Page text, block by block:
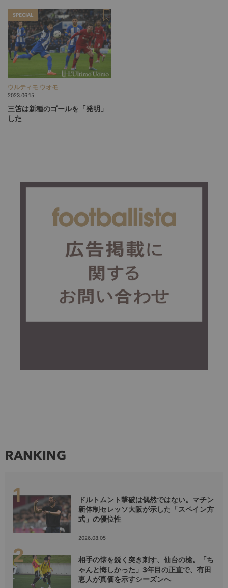
SPECIAL
ウルティモ ウオモ
2023.06.15
三笘は新種のゴールを「発明」
した
RANKING
ドルトムント撃破は偶然ではない。マチン
新体制セレッソ大阪が示した「スペイン方
式」の優位性
2026.08.05
相手の懐を鋭く突き刺す、仙台の槍。「ち
ゃんと悔しかった」3年目の正直で、有田
恵人が真価を示すシーズンへ